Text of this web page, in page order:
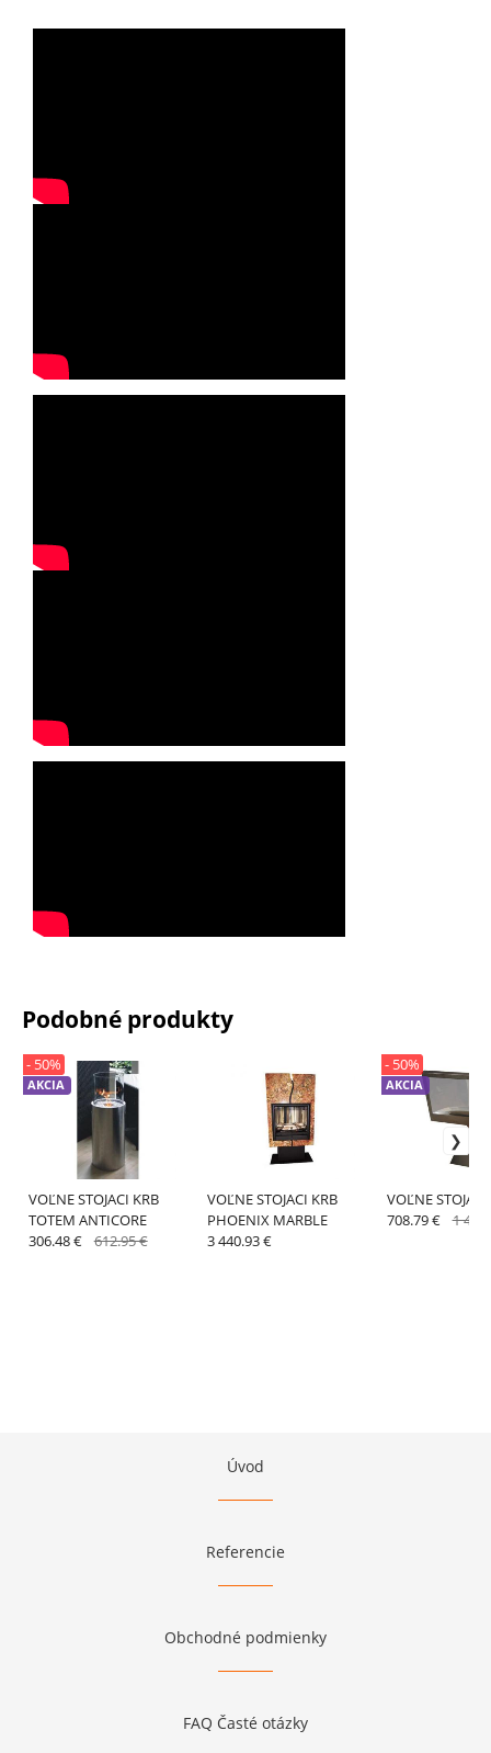
Podobné produkty
VOĽNE STOJACI KRB
TOTEM ANTICORE
AKCIA
- 50%
306.48 € 612.95 €
VOĽNE STOJACI KRB
PHOENIX MARBLE
3 440.93 €
VOĽNE
AKCIA
- 50%
708.79 € 1
Úvod
Referencie
Obchodné podmienky
FAQ Časté otázky